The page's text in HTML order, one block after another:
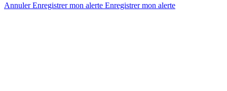
AnnulerEnregistrer mon alerte Enregistrermon alerte